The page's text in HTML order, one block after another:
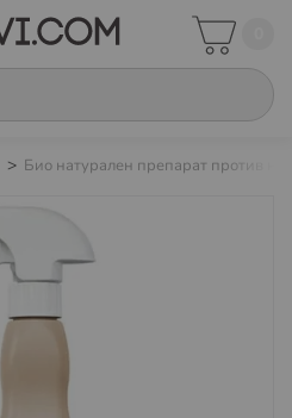
Био натурален препарат против